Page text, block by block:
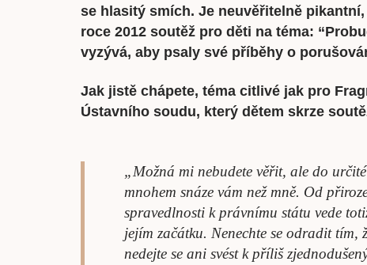
se hlasitý smích. Je neuvěřitelně
roce 2012 soutěž pro děti na téma:
vyzývá, aby psaly své příběhy o
Jak jistě chápete, téma citlivé jak pro
Ústavního soudu, který dětem skrze
„Možná mi nebudete věřit, ale do
mnohem snáze vám než mně. Od
spravedlnosti k právnímu státu vede
jejím začátku. Nenechte se odradit tím,
nedejte se ani svést k příliš